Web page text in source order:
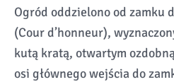
Ogród oddzielono od zamku
(Cour d’honneur),
kutą kratą, otwartym
osi głównego wejścia do